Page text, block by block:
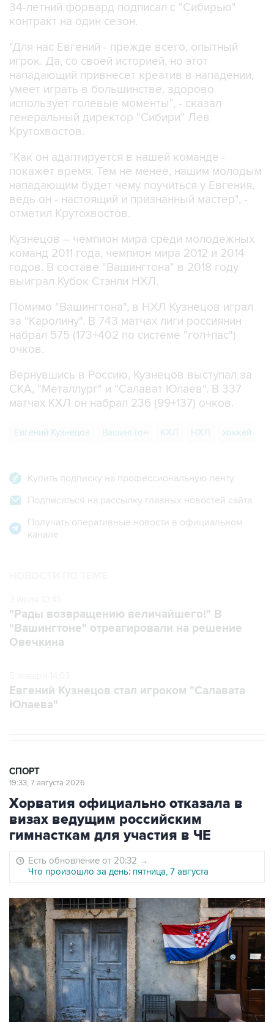
34-летний форвард подписал с "Сибирью"
контракт на один сезон.
"Для нас Евгений - прежде всего, опытный
игрок. Да, со своей историей, но этот
нападающий привнесет креатив в нападении,
умеет играть в большинстве, здорово
использует голевые моменты", - сказал
генеральный директор "Сибири" Лев
Крутохвостов.
"Как он адаптируется в нашей команде -
покажет время. Тем не менее, нашим молодым
нападающим будет чему поучиться у Евгения,
ведь он - настоящий и признанный мастер", -
отметил Крутохвостов.
Кузнецов – чемпион мира среди молодежных
команд 2011 года, чемпион мира 2012 и 2014
годов. В составе "Вашингтона" в 2018 году
выиграл Кубок Стэнли НХЛ.
Помимо "Вашингтона", в НХЛ Кузнецов играл
за "Каролину". В 743 матчах лиги россиянин
набрал 575 (173+402 по системе "гол+пас")
очков.
Вернувшись в Россию, Кузнецов выступал за
СКА, "Металлург" и "Салават Юлаев". В 337
матчах КХЛ он набрал 236 (99+137) очков.
Евгений Кузнецов Вашингтон КХЛ НХЛ хоккей
Купить подписку на профессиональную ленту
Подписаться на рассылку главных новостей сайта
Получать оперативные новости в официальном
канале
"Рады возвращению величайшего!" В
"Вашингтоне" отреагировали на решение
Овечкина
Евгений Кузнецов стал игроком "Салавата
Юлаева"
СПОРТ
19:33, 7 августа 2026
Хорватия официально отказала в
визах ведущим российским
гимнасткам для участия в ЧЕ
Есть обновление от 20:32 →
Что произошло за день: пятница, 7 августа